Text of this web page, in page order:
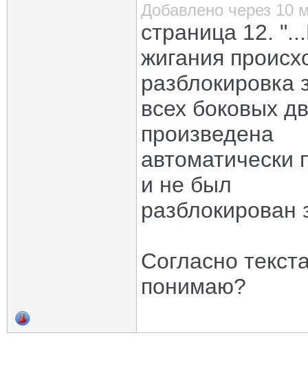
Добавлено через 10
страница 12.
жигания
разблокировка
всех боковых
произведена
автоматически
и не был
разблокирован
Согласно
понимаю?